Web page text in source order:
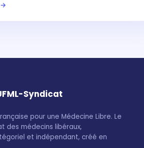
→
Syndicat
pour une Médecine Libre. Le
des médecins libéraux,
et indépendant, créé en